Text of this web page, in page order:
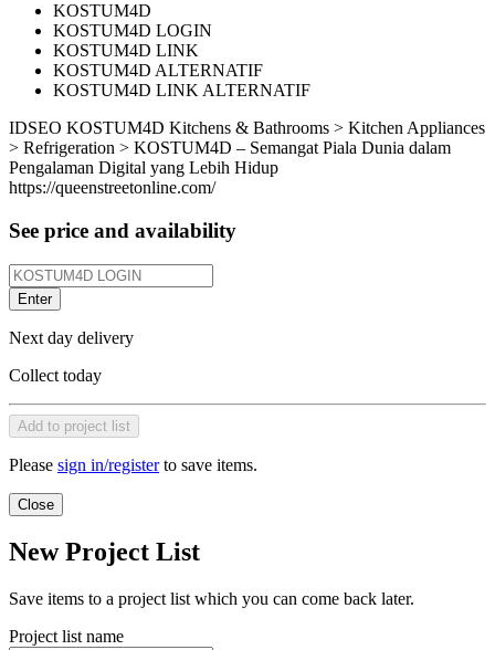
KOSTUM4D
KOSTUM4D LOGIN
KOSTUM4D LINK
KOSTUM4D ALTERNATIF
KOSTUM4D LINK ALTERNATIF
IDSEO KOSTUM4D Kitchens & Bathrooms > Kitchen Appliances
> Refrigeration > KOSTUM4D – Semangat Piala Dunia dalam
Pengalaman Digital yang Lebih Hidup
https://queenstreetonline.com/
See price and availability
Enter
Next day delivery
Collect today
Add to project list
Please sign in/registerto save items.
Close
New Project List
Save items to a project list which you can come back later.
Project list name